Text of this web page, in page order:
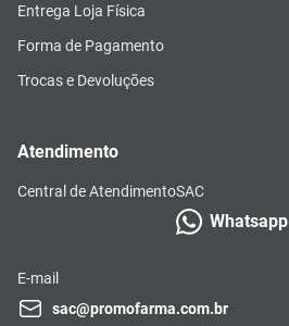
Entrega Loja Física
Forma de Pagamento
Trocas e Devoluções
Atendimento
Central de AtendimentoSAC
Whatsapp
E-mail
sac@promofarma.com.br